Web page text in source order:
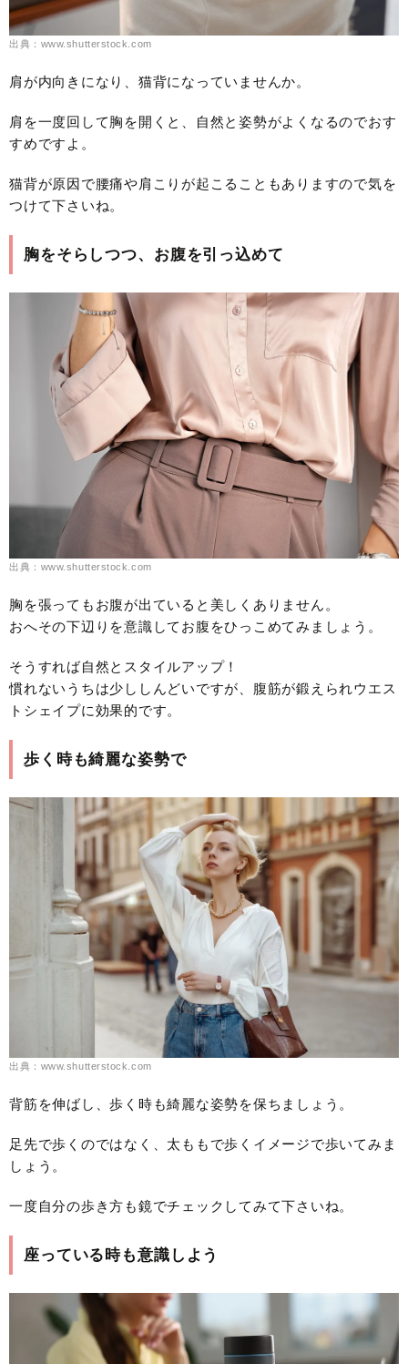
出典：www.shutterstock.com
肩が内向きになり、猫背になっていませんか。
肩を一度回して胸を開くと、自然と姿勢がよくなるのでおす
すめですよ。
猫背が原因で腰痛や肩こりが起こることもありますので気を
つけて下さいね。
胸をそらしつつ、お腹を引っ込めて
出典：www.shutterstock.com
胸を張ってもお腹が出ていると美しくありません。
おへその下辺りを意識してお腹をひっこめてみましょう。
そうすれば自然とスタイルアップ！
慣れないうちは少ししんどいですが、腹筋が鍛えられウエス
トシェイプに効果的です。
歩く時も綺麗な姿勢で
出典：www.shutterstock.com
背筋を伸ばし、歩く時も綺麗な姿勢を保ちましょう。
足先で歩くのではなく、太ももで歩くイメージで歩いてみま
しょう。
一度自分の歩き方も鏡でチェックしてみて下さいね。
座っている時も意識しよう